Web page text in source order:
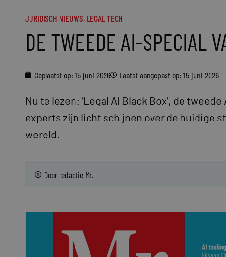
JURIDISCH NIEUWS, LEGAL TECH
DE TWEEDE AI-SPECIAL
Geplaatst op: 15 juni 2026 Laatst aangepast op: 15 juni 2026
Nu te lezen: ‘Legal AI Black Box’, de
experts zijn licht schijnen over de huidige
wereld.
Door redactie Mr.